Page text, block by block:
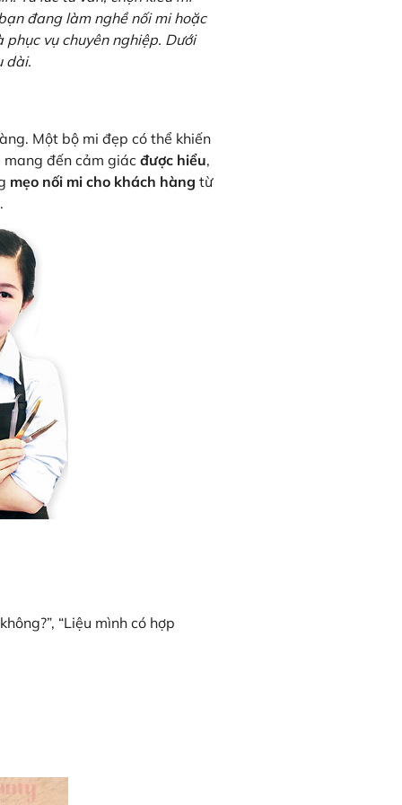
đang làm nghề nối mi hoặc
vụ chuyên nghiệp. Dưới
dài.
Một bộ mi đẹp có thể khiến
đến cảm giác được hiểu,
mẹo nối mi cho khách hàng từ
“Liệu mình có hợp